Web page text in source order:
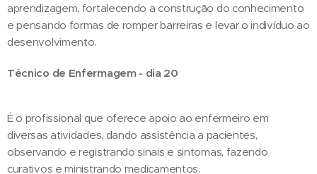
aprendizagem, fortalecendo a construção do conhecimento
e pensando formas de romper barreiras e levar o indivíduo ao
desenvolvimento.
Técnico de Enfermagem - dia 20
É o profissional que oferece apoio ao enfermeiro em
diversas atividades, dando assistência a pacientes,
observando e registrando sinais e sintomas, fazendo
curativos e ministrando medicamentos.